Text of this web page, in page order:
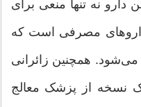
دارو نه تنها منعی برای
داروهای مصرفی است که
همچنین زائرانی
نسخه از پزشک معالج